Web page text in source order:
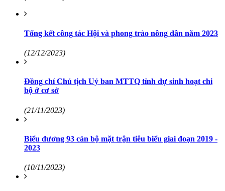
Tổng kết công tác Hội và phong trào nông dân năm 2023
(12/12/2023)
Đồng chí Chủ tịch Uỷ ban MTTQ tỉnh dự sinh hoạt chi
bộ ở cơ sở
(21/11/2023)
Biểu dương 93 cán bộ mặt trận tiêu biểu giai đoạn 2019 -
2023
(10/11/2023)